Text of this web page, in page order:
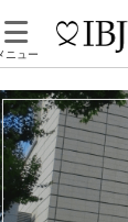
ニュー